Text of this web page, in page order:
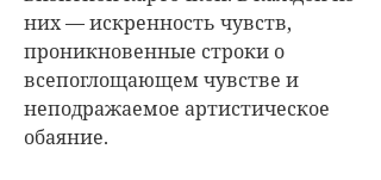
них — искренность чувств,
проникновенные строки о
всепоглощающем чувстве и
неподражаемое артистическое
обаяние.